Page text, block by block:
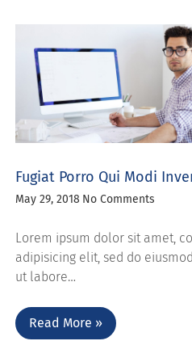
Fugiat Porro Qui Modi
May 29, 2018 No Comments
Lorem ipsum dolor sit amet,
adipisicing elit, sed do
ut labore…
Read More »